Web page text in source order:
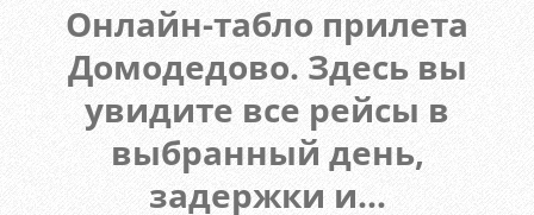
Онлайн-табло прилета
Домодедово. Здесь вы
увидите все рейсы в
выбранный день,
задержки и...